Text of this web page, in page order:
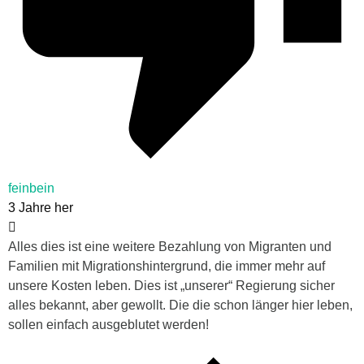
feinbein
3 Jahre her
Alles dies ist eine weitere Bezahlung von Migranten und
Familien mit Migrationshintergrund, die immer mehr auf
unsere Kosten leben. Dies ist „unserer“ Regierung sicher
alles bekannt, aber gewollt. Die die schon länger hier leben,
sollen einfach ausgeblutet werden!